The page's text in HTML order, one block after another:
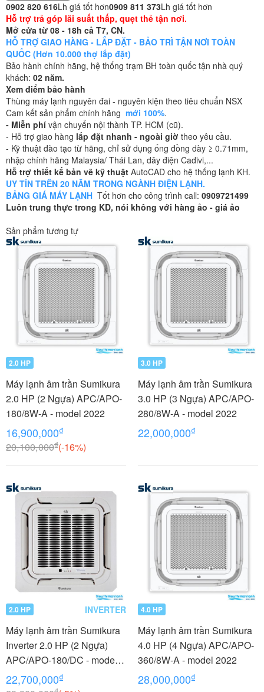
0902 820 616Lh giá tốt hơn0909 811 373Lh giá tốt hơn
Hỗ trợ trả góp lãi suất thấp, quẹt thẻ tận nơi.
Mở cửa từ 08 - 18h cả T7, CN.
HỖ TRỢ GIAO HÀNG - LẮP ĐẶT - BẢO TRÌ TẬN NƠI TOÀN
QUỐC (Hơn 10.000 thợ lắp đặt)
Bảo hành chính hãng, hệ thống trạm BH toàn quốc tận nhà quý
khách: 02 năm.
Xem điểm bảo hành
Thùng máy lạnh nguyên đai - nguyên kiện theo tiêu chuẩn NSX
Cam kết sản phẩm chính hãng mới 100%.
- Miễn phí vận chuyển nội thành TP. HCM (cũ).
- Hỗ trợ giao hàng lắp đặt nhanh - ngoài giờ theo yêu cầu.
- Kỹ thuật đào tạo từ hãng, chỉ sử dụng ống đồng dày ≥ 0.71mm,
nhập chính hãng Malaysia/ Thái Lan, dây điện Cadivi,...
Hỗ trợ thiết kế bản vẽ kỹ thuật AutoCAD cho hệ thống lạnh KH.
UY TÍN TRÊN 20 NĂM TRONG NGÀNH ĐIỆN LẠNH.
BẢNG GIÁ MÁY LẠNH Tốt hơn cho công trình call: 0909721499
Luôn trung thực trong KD, nói không với hàng ảo - giá ảo
Sản phẩm tương tự
2.0 HP
Máy lạnh âm trần Sumikura
2.0 HP (2 Ngựa) APC/APO-
180/8W-A - model 2022
16,900,000₫
20,100,000₫(-16%)
3.0 HP
Máy lạnh âm trần Sumikura
3.0 HP (3 Ngựa) APC/APO-
280/8W-A - model 2022
22,000,000₫
2.0 HP INVERTER
Máy lạnh âm trần Sumikura
Inverter 2.0 HP (2 Ngựa)
APC/APO-180/DC - model
2022
22,700,000₫
4.0 HP
Máy lạnh âm trần Sumikura
4.0 HP (4 Ngựa) APC/APO-
360/8W-A - model 2022
28,000,000₫